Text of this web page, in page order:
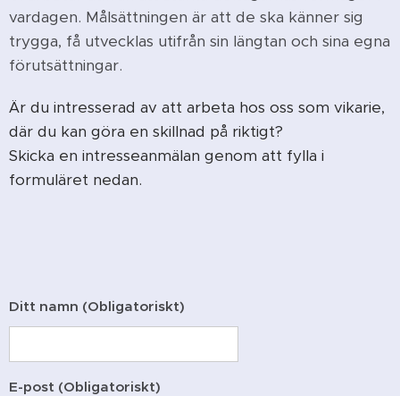
vardagen. Målsättningen är att de ska känner sig
trygga, få utvecklas utifrån sin längtan och sina egna
förutsättningar.
Är du intresserad av att arbeta hos oss som vikarie,
där du kan göra en skillnad på riktigt?
Skicka en intresseanmälan genom att fylla i
formuläret nedan.
Ditt namn (Obligatoriskt)
E-post (Obligatoriskt)